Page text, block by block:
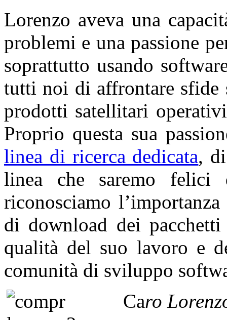
Lorenzo aveva una
problemi e una passione
soprattutto usando
tutti noi di affrontare sfide
prodotti satellitari
Proprio questa sua
linea di ricerca dedicata,
linea che saremo felici
riconosciamo
di download dei
qualità del suo lavoro e
comunità di sviluppo
Caro